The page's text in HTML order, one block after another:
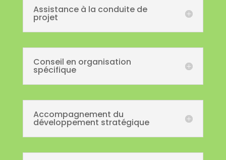
Assistance à la conduite de
projet
Conseil en organisation
spécifique
Accompagnement du
développement stratégique